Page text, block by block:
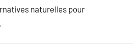
naturelles pour